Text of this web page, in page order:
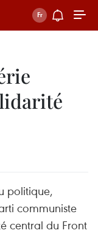
politique,
communiste
central du Front